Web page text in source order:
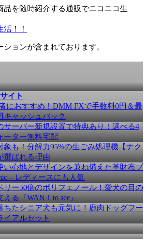
品を随時紹介する通販でニコニコ生
ョンが含まれております。
イト
におすすめ！DMM FXで手数料0円＆最
キャッシュバック
サーバー新規設置で特典あり！選べる4
ーター無料宅配
象も！分解力95%の生ごみ処理機【ナク
選ばれる理由
い心地とデザインを兼ね備えた革財布ブ
– レディースにも人気
リー50倍のポリフェノール！愛犬の目の
える『WAN！to see』
ちたシニア犬も元気に！鹿肉ドッグフー
イアルセット